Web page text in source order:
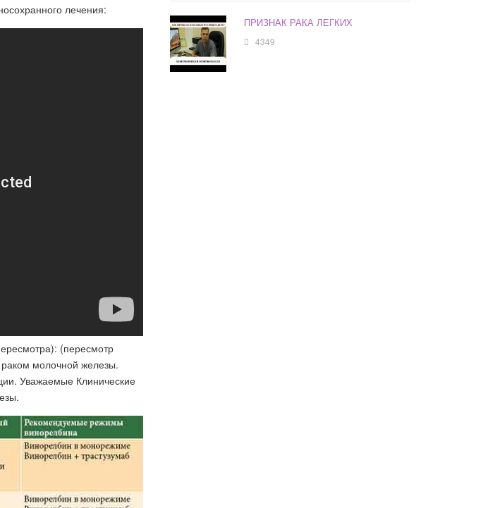
лечения:
(пересмотр
молочной железы.
Уважаемые Клинические
ПРИЗНАК РАКА ЛЕГКИХ
4349